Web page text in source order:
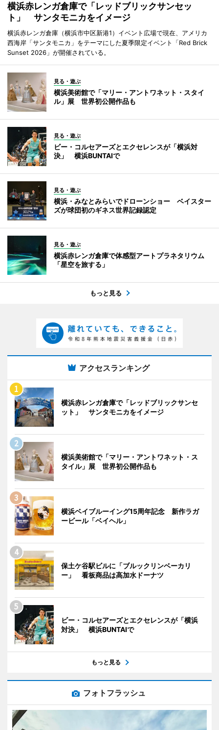
横浜赤レンガ倉庫で「レッドブリックサンセッ
ト」 サンタモニカをイメージ
横浜赤レンガ倉庫（横浜市中区新港1）イベント広場で現在、アメリカ
西海岸「サンタモニカ」をテーマにした夏季限定イベント「Red Brick
Sunset 2026」が開催されている。
見る・遊ぶ
横浜美術館で「マリー・アントワネット・スタイ
ル」展 世界初公開作品も
見る・遊ぶ
ビー・コルセアーズとエクセレンスが「横浜対
決」 横浜BUNTAIで
見る・遊ぶ
横浜・みなとみらいでドローンショー ベイスター
ズが球団初のギネス世界記録認定
見る・遊ぶ
横浜赤レンガ倉庫で体感型アートプラネタリウム
「星空を旅する」
もっと見る
アクセスランキング
横浜赤レンガ倉庫で「レッドブリックサンセ
ット」 サンタモニカをイメージ
横浜美術館で「マリー・アントワネット・ス
タイル」展 世界初公開作品も
横浜ベイブルーイング15周年記念 新作ラガ
ービール「ベイヘル」
保土ケ谷駅ビルに「ブルックリンベーカリ
ー」 看板商品は高加水ドーナツ
ビー・コルセアーズとエクセレンスが「横浜
対決」 横浜BUNTAIで
もっと見る
フォトフラッシュ